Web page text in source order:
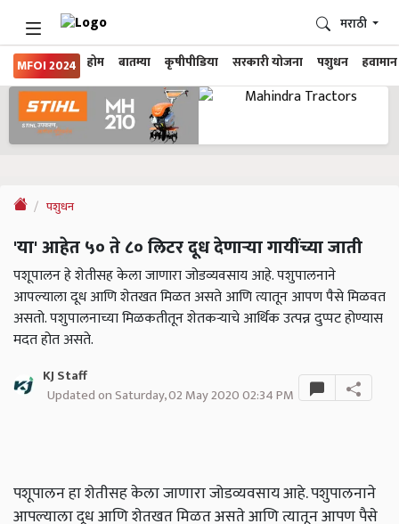
MFOI 2024 होम बातम्या कृषीपीडिया सरकारी योजना पशुधन हवामान
मराठी
पशुधन
'या' आहेत ५० ते ८० लिटर दूध देणाऱ्या गायींच्या जाती
पशूपालन हे शेतीसह केला जाणारा जोडव्यवसाय आहे. पशुपालनाने
आपल्याला दूध आणि शेतखत मिळत असते आणि त्यातून आपण पैसे मिळवत
असतो. पशुपालनाच्या मिळकतीतून शेतकऱ्याचे आर्थिक उत्पन्न दुप्पट होण्यास
मदत होत असते.
KJ Staff
Updated on Saturday, 02 May 2020 02:34 PM
पशूपालन हा शेतीसह केला जाणारा जोडव्यवसाय आहे. पशुपालनाने
आपल्याला दूध आणि शेतखत मिळत असते आणि त्यातून आपण पैसे